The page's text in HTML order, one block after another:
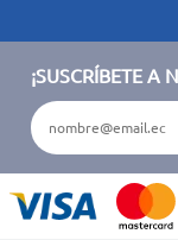
¡SUSCRÍBETE A